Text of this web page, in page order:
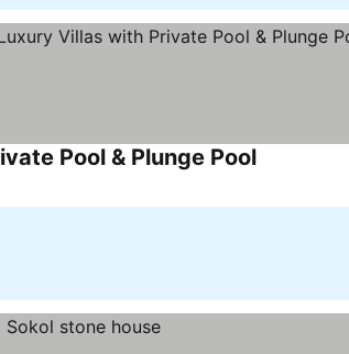
Pool & Plunge PoolKatso hinnat